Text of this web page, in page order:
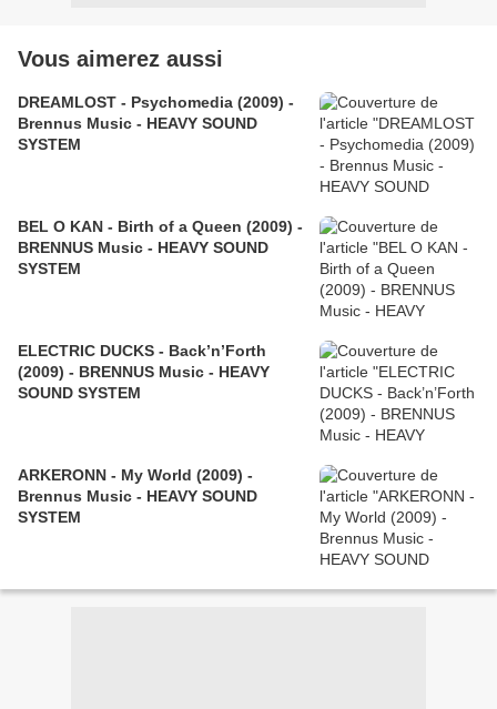
Vous aimerez aussi
DREAMLOST - Psychomedia (2009) -
Brennus Music - HEAVY SOUND
SYSTEM
BEL O KAN - Birth of a Queen (2009) -
BRENNUS Music - HEAVY SOUND
SYSTEM
ELECTRIC DUCKS - Back’n’Forth
(2009) - BRENNUS Music - HEAVY
SOUND SYSTEM
ARKERONN - My World (2009) -
Brennus Music - HEAVY SOUND
SYSTEM